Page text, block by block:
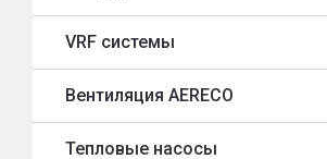
VRF системы
Вентиляция AERECO
Тепловые насосы